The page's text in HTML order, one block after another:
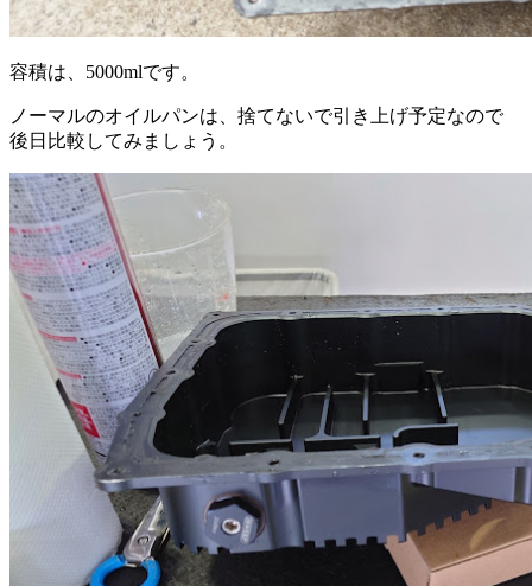
容積は、5000mlです。
ノーマルのオイルパンは、捨てないで引き上げ予定なので
後日比較してみましょう。